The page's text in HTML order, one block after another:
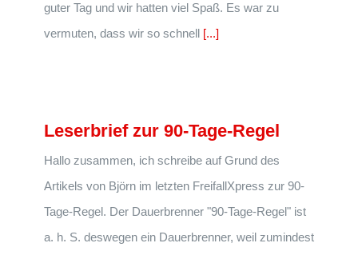
guter Tag und wir hatten viel Spaß. Es war zu
vermuten, dass wir so schnell [...]
Leserbrief zur 90-Tage-Regel
Hallo zusammen, ich schreibe auf Grund des
Artikels von Björn im letzten FreifallXpress zur 90-
Tage-Regel. Der Dauerbrenner "90-Tage-Regel" ist
a. h. S. deswegen ein Dauerbrenner, weil zumindest